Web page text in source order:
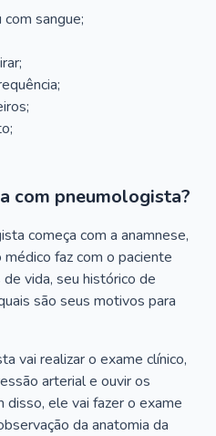
sangue;
com pneumologista?
começa com a anamnese,
faz com o paciente
vida, seu histórico de
são seus motivos para
vai realizar o exame clínico,
arterial e ouvir os
ele vai fazer o exame
da anatomia da